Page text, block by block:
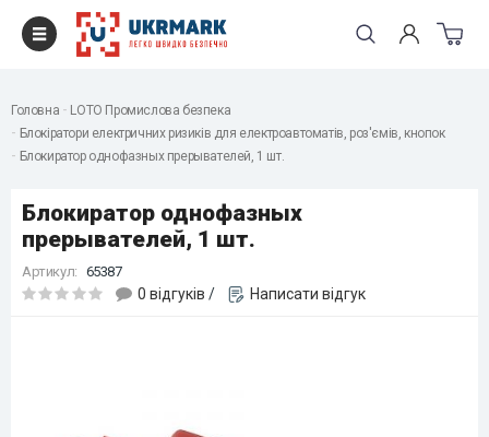
Головна
LOTO Промислова безпека
Блокіратори електричних ризиків для електроавтоматів, роз'ємів, кнопок
Блокиратор однофазных прерывателей, 1 шт.
Блокиратор однофазных
прерывателей, 1 шт.
Артикул: 65387
0 відгуків / Написати відгук